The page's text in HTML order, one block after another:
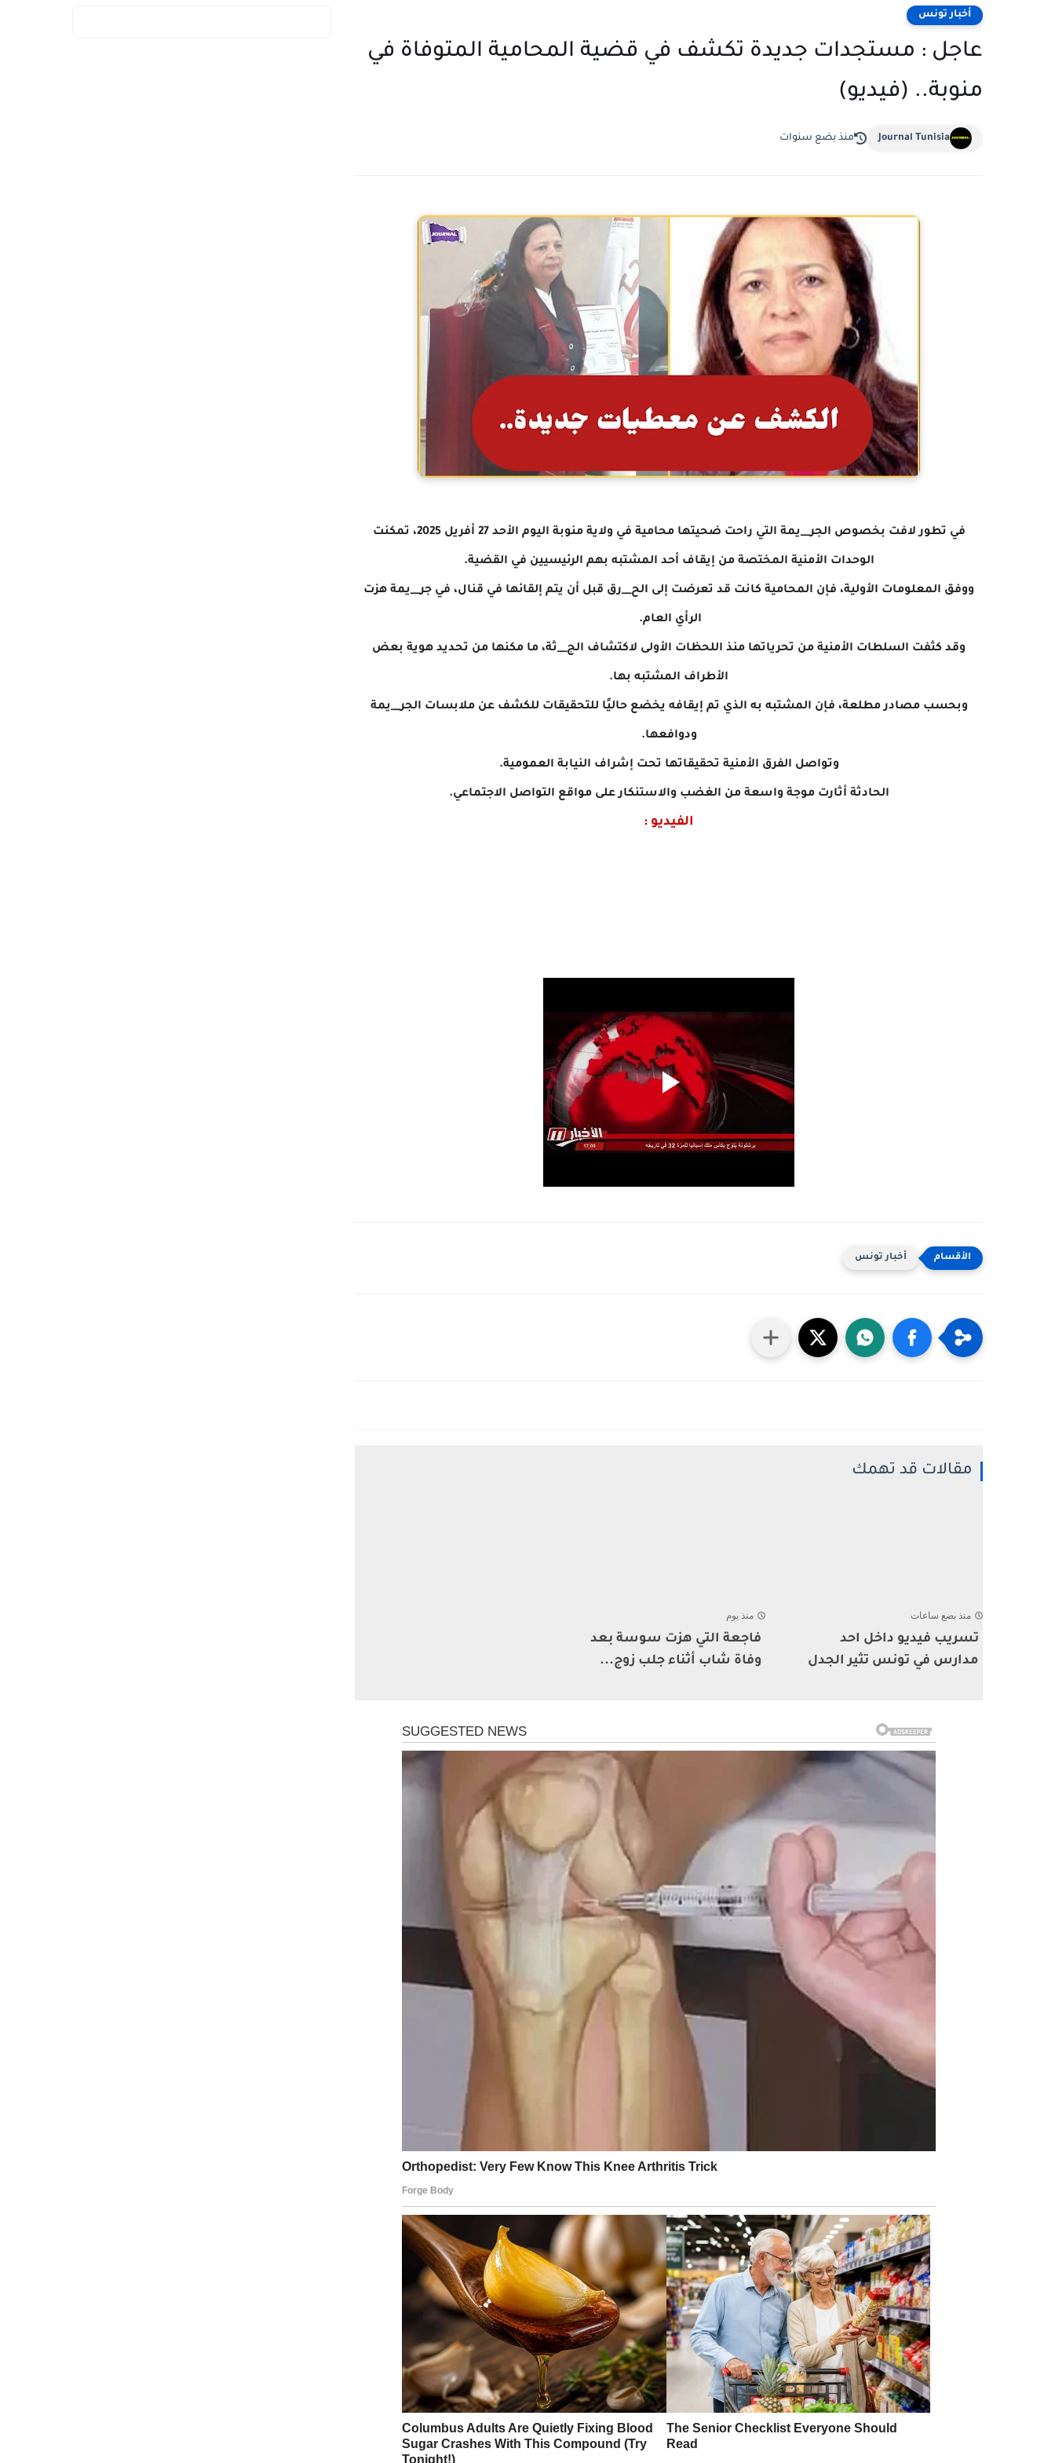
أخبار تونس
عاجل : مستجدات جديدة تكشف في قضية المحامية المتوفاة في
منوبة.. (فيديو)
Journal Tunisia منذ بضع سنوات
في تطور لافت بخصوص الجر__يمة التي راحت ضحيتها محامية في ولاية منوبة اليوم الأحد 27 أفريل 2025، تمكنت
الوحدات الأمنية المختصة من إيقاف أحد المشتبه بهم الرئيسيين في القضية.
ووفق المعلومات الأولية، فإن المحامية كانت قد تعرضت إلى الح__رق قبل أن يتم إلقائها في قنال، في جر__يمة هزت
الرأي العام.
وقد كثفت السلطات الأمنية من تحرياتها منذ اللحظات الأولى لاكتشاف الج__ثة، ما مكنها من تحديد هوية بعض
الأطراف المشتبه بها.
وبحسب مصادر مطلعة، فإن المشتبه به الذي تم إيقافه يخضع حاليًا للتحقيقات للكشف عن ملابسات الجر__يمة
ودوافعها.
وتواصل الفرق الأمنية تحقيقاتها تحت إشراف النيابة العمومية.
الحادثة أثارت موجة واسعة من الغضب والاستنكار على مواقع التواصل الاجتماعي.
الفيديو :
أخبار تونس
مقالات قد تهمك
منذ بضع ساعات
تسريب فيديو داخل احد
مدارس في تونس تثير الجدل
منذ يوم
فاجعة التي هزت سوسة بعد
وفاة شاب أثناء جلب زوج...